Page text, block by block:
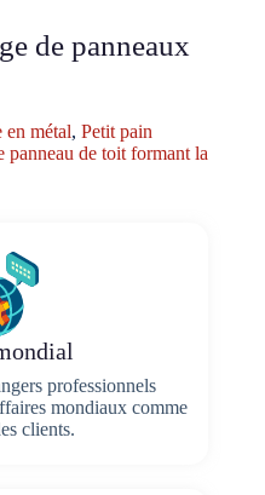
de panneaux
métal, Petit pain
panneau de toit formant la
professionnels
mondiaux comme
clients.